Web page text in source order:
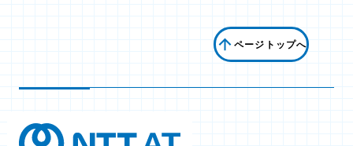
ページトップへ